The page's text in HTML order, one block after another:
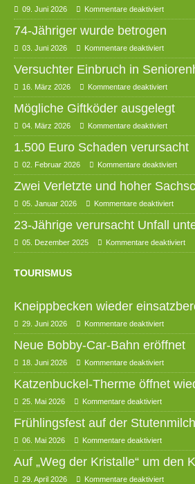
09. Juni 2026 Kommentare deaktiviert
74-Jähriger wurde betrogen
03. Juni 2026 Kommentare deaktiviert
Versuchter Einbruch in
16. März 2026 Kommentare deaktiviert
Mögliche Giftköder ausgelegt
04. März 2026 Kommentare deaktiviert
1.500 Euro Schaden verursacht
02. Februar 2026 Kommentare deaktiviert
Zwei Verletzte und hoher
05. Januar 2026 Kommentare deaktiviert
23-Jährige verursacht Unfall
05. Dezember 2025 Kommentare deaktiviert
TOURISMUS
Kneippbecken wieder
29. Juni 2026 Kommentare deaktiviert
Neue Bobby-Car-Bahn eröffnet
18. Juni 2026 Kommentare deaktiviert
Katzenbuckel-Therme öffnet
25. Mai 2026 Kommentare deaktiviert
Frühlingsfest auf der
06. Mai 2026 Kommentare deaktiviert
Auf „Weg der Kristalle“ um den
29. April 2026 Kommentare deaktiviert